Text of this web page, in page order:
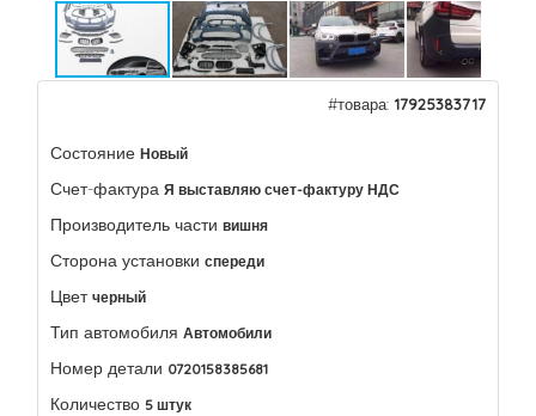
#товара: 17925383717
Состояние Новый
Счет-фактура Я выставляю счет-фактуру НДС
Производитель части вишня
Сторона установки спереди
Цвет черный
Тип автомобиля Автомобили
Номер детали 0720158385681
Количество 5 штук